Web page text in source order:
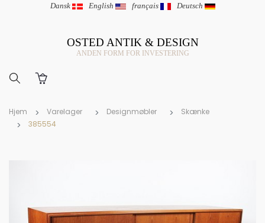
Dansk | English | français | Deutsch
OSTED ANTIK & DESIGN
ANDEN FORM FOR INVESTERING
Hjem Varelager Designmøbler
Skænke
385554